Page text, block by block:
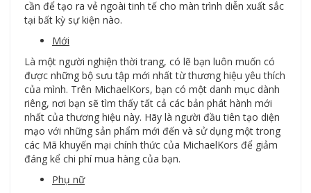
cần để tạo ra vẻ ngoài tinh tế cho màn trình diễn xuất sắc
tại bất kỳ sự kiện nào.
Mới
Là một người nghiện thời trang, có lẽ bạn luôn muốn có
được những bộ sưu tập mới nhất từ ​​thương hiệu yêu thích
của mình. Trên MichaelKors, bạn có một danh mục dành
riêng, nơi bạn sẽ tìm thấy tất cả các bản phát hành mới
nhất của thương hiệu này. Hãy là người đầu tiên tạo diện
mạo với những sản phẩm mới đến và sử dụng một trong
các Mã khuyến mại chính thức của MichaelKors để giảm
đáng kể chi phí mua hàng của bạn.
Phụ nữ